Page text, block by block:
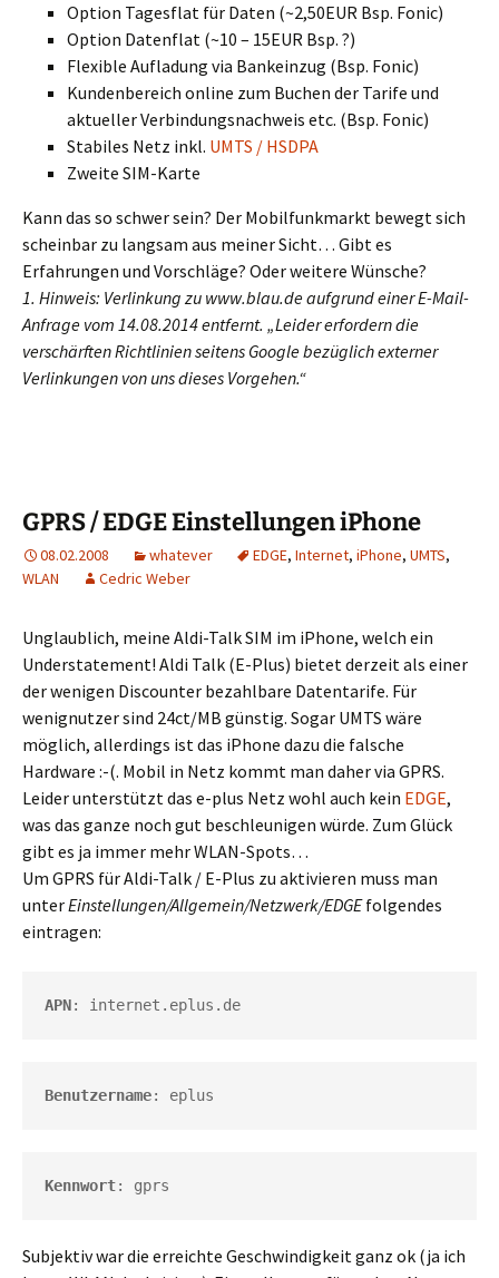
Option Tagesflat für Daten (~2,50EUR Bsp. Fonic)
Option Datenflat (~10 – 15EUR Bsp. ?)
Flexible Aufladung via Bankeinzug (Bsp. Fonic)
Kundenbereich online zum Buchen der Tarife und
aktueller Verbindungsnachweis etc. (Bsp. Fonic)
Stabiles Netz inkl. UMTS / HSDPA
Zweite SIM-Karte
Kann das so schwer sein? Der Mobilfunkmarkt bewegt sich
scheinbar zu langsam aus meiner Sicht… Gibt es
Erfahrungen und Vorschläge? Oder weitere Wünsche?
1. Hinweis: Verlinkung zu www.blau.de aufgrund einer E-Mail-
Anfrage vom 14.08.2014 entfernt. „Leider erfordern die
verschärften Richtlinien seitens Google bezüglich externer
Verlinkungen von uns dieses Vorgehen.“
GPRS / EDGE Einstellungen iPhone
08.02.2008 whatever EDGE, Internet, iPhone, UMTS,
WLAN
Cedric Weber
Unglaublich, meine Aldi-Talk SIM im iPhone, welch ein
Understatement! Aldi Talk (E-Plus) bietet derzeit als einer
der wenigen Discounter bezahlbare Datentarife. Für
wenignutzer sind 24ct/MB günstig. Sogar UMTS wäre
möglich, allerdings ist das iPhone dazu die falsche
Hardware :-(. Mobil in Netz kommt man daher via GPRS.
Leider unterstützt das e-plus Netz wohl auch kein EDGE,
was das ganze noch gut beschleunigen würde. Zum Glück
gibt es ja immer mehr WLAN-Spots…
Um GPRS für Aldi-Talk / E-Plus zu aktivieren muss man
unterEinstellungen/Allgemein/Netzwerk/EDGEfolgendes
eintragen:
APN: internet.eplus.de
Benutzername: eplus
Kennwort: gprs
Subjektiv war die erreichte Geschwindigkeit ganz ok (ja ich